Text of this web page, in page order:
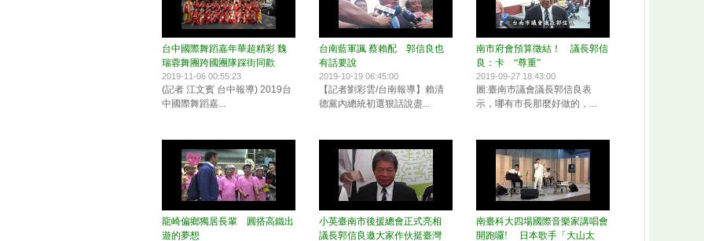
台中國際舞蹈嘉年華超精彩 魏
瑞蓉舞團跨國團隊踩街同歡
2019-11-06 00:55:23
(記者 江文賓 台中報導) 2019台
中國際舞蹈嘉...
台南藍軍諷 蔡賴配 郭信良也
有話要說
2019-10-19 06:45:00
【記者劉彩雲/台南報導】賴清
德黨內總統初選狠話說盡...
南市府會預算徵結！ 議長郭信
良：卡 “尊重”
2019-09-27 18:43:00
圖:臺南市議會議長郭信良表
示，哪有市長那麼好做的，...
龍崎偏鄉獨居長輩 圓搭高鐵出
遊的夢想
小英臺南市後援總會正式亮相
議長郭信良邀大家作伙挺臺灣
南臺科大四場國際音樂家講唱會
開跑囉! 日本歌手「大山太